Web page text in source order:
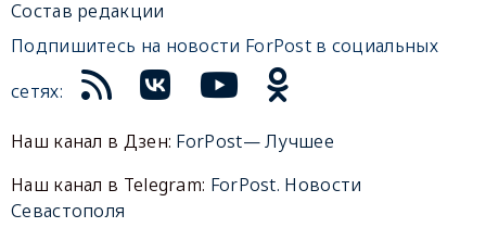
Состав редакции
Подпишитесь на новости ForPost в социальных
сетях:
Наш канал в Дзен: ForPost— Лучшее
Наш канал в Telegram: ForPost. Новости
Севастополя